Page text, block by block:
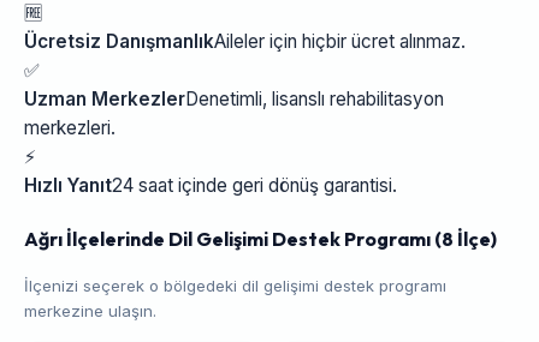
🆓
Ücretsiz DanışmanlıkAileler için hiçbir ücret alınmaz.
✅
Uzman MerkezlerDenetimli, lisanslı rehabilitasyon
merkezleri.
⚡
Hızlı Yanıt24 saat içinde geri dönüş garantisi.
Ağrı İlçelerinde Dil Gelişimi Destek Programı (8 İlçe)
İlçenizi seçerek o bölgedeki dil gelişimi destek programı
merkezine ulaşın.